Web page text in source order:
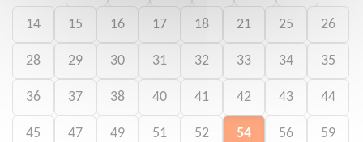
14 15 16 17 18 21 25 26
28 29 30 31 32 33 34 35
36 37 38 40 41 42 43 44
45 47 49 51 52 54 56 59